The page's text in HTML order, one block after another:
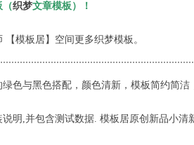
（织梦文章模板）！
【模板居】空间更多织梦模板。
色与黑色搭配，颜色清新，模板简约简洁
明,并包含测试数据. 模板居原创新品小清